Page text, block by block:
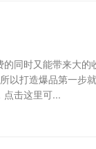
同时又能带来大的
以打造爆品第一步
点击这里可...